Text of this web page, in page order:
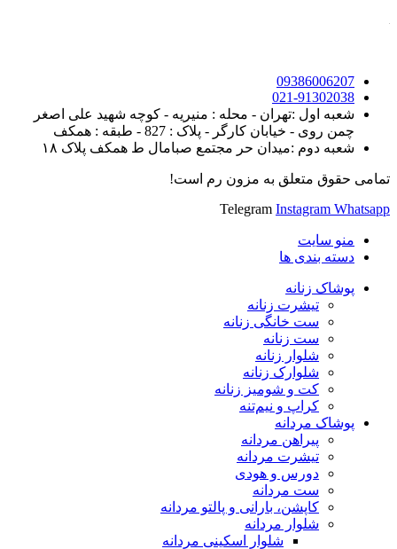
09386006207
021-91302038
شعبه اول :تهران - محله : منیریه - کوچه شهید علی اصغر
چمن روی - خیابان کارگر - پلاک : 827 - طبقه : همکف
شعبه دوم :میدان حر مجتمع صبامال ط همکف پلاک ۱۸
تمامی حقوق متعلق به مزون رم است!
Telegram Instagram Whatsapp
منو سایت
دسته بندی ها
پوشاک زنانه
تیشرت زنانه
ست خانگی زنانه
ست زنانه
شلوار زنانه
شلوارک زنانه
کت و شومیز زنانه
کراپ و نیم‌تنه
پوشاک مردانه
پیراهن مردانه
تیشرت مردانه
دورس و هودی
ست مردانه
کاپشن، بارانی و پالتو مردانه
شلوار مردانه
شلوار اسکینی مردانه